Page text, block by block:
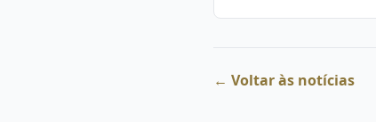
← Voltar às notícias